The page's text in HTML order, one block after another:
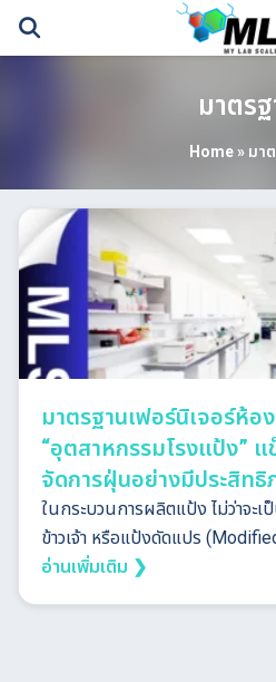
Skip
มาตร
Home» มา
มาตรฐานเฟอร์นิเจอร์ห้อ
“อุตสาหกรรมโรงแป้ง”
จัดการฝุ่นอย่างมีประสิทธิ
ในกระบวนการผลิตแป้ง ไม่ว่าจะ
ข้าวเจ้า หรือแป้งดัดแปร
อ่านเพิ่มเติม ❯